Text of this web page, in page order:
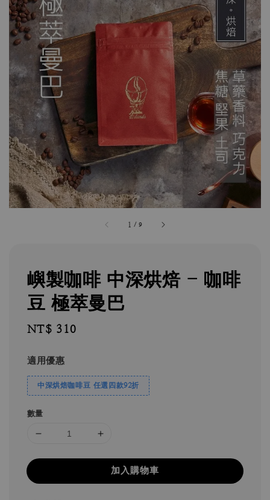
1 /9
嶼製咖啡 中深烘焙 - 咖啡
豆 極萃曼巴
Regular
NT$ 310
適用優惠
中深烘焙咖啡豆 任選四款92折
數量
加入購物車